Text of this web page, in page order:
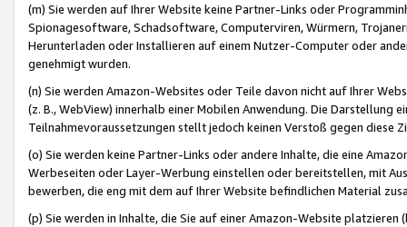
(m) Sie werden auf Ihrer Website keine Partner-Links oder
Spionagesoftware, Schadsoftware, Computerviren, Würmern,
Herunterladen oder Installieren auf einem Nutzer-Computer oder
genehmigt wurden.
(n) Sie werden Amazon-Websites oder Teile davon nicht auf Ihrer
(z. B., WebView) innerhalb einer Mobilen Anwendung. Die Darstellung
Teilnahmevoraussetzungen stellt jedoch keinen Verstoß gegen diese
(o) Sie werden keine Partner-Links oder andere Inhalte, die eine
Werbeseiten oder Layer-Werbung einstellen oder bereitstellen, mit
bewerben, die eng mit dem auf Ihrer Website befindlichen Material
(p) Sie werden in Inhalte, die Sie auf einer Amazon-Website